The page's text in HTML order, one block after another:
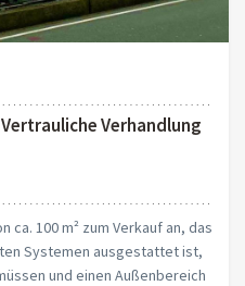
Vertrauliche Verhandlung
ca. 100 m² zum Verkauf an, das
Systemen ausgestattet ist,
und einen Außenbereich